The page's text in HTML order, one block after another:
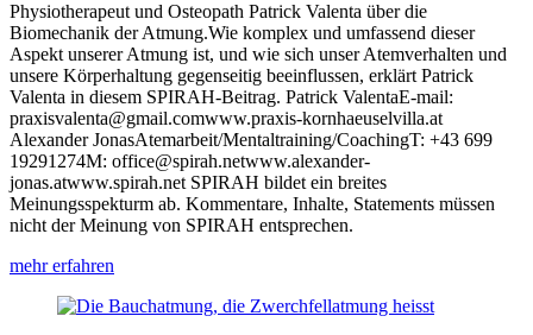
Physiotherapeut und Osteopath Patrick Valenta über die
Biomechanik der Atmung.Wie komplex und umfassend dieser
Aspekt unserer Atmung ist, und wie sich unser Atemverhalten und
unsere Körperhaltung gegenseitig beeinflussen, erklärt Patrick
Valenta in diesem SPIRAH-Beitrag. Patrick ValentaE-mail:
praxisvalenta@gmail.comwww.praxis-kornhaeuselvilla.at
Alexander JonasAtemarbeit/Mentaltraining/CoachingT: +43 699
19291274M: office@spirah.netwww.alexander-
jonas.atwww.spirah.net SPIRAH bildet ein breites
Meinungsspekturm ab. Kommentare, Inhalte, Statements müssen
nicht der Meinung von SPIRAH entsprechen.
mehr erfahren